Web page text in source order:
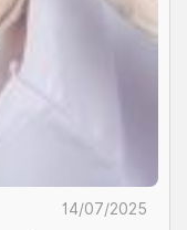
14/07/2025